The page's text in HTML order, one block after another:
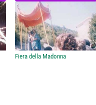
Fiera della Madonna